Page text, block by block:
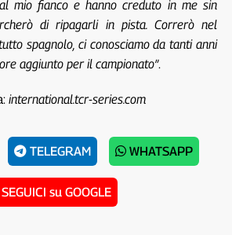
mio fianco e hanno creduto in me sin
di ripagarli in pista. Correrò nel
spagnolo, ci conosciamo da tanti anni
aggiunto per il campionato”.
international.tcr-series.com
TELEGRAM WHATSAPP
SEGUICI su GOOGLE